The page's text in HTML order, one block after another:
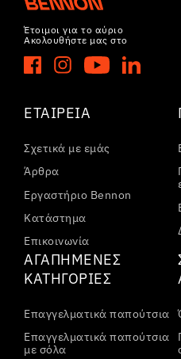
Έτοιμοι για το αύριο
Ακολουθήστε μας στο
ΕΤΑΙΡΕΊΑ
Σχετικά με εμάς
Άρθρα
Εργαστήριο Bennon
Κατάστημα
Επικοινωνία
ΑΓΑΠΗΜΈΝΕΣ
ΚΑΤΗΓΟΡΊΕΣ
Επαγγελματικά παπούτσια
Επαγγελματικά παπούτσια
με σόλα